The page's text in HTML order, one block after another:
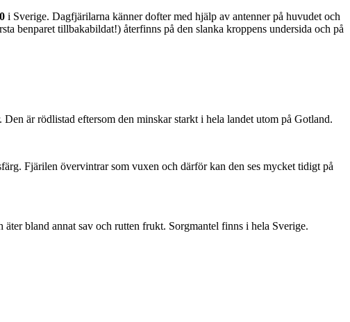
i Sverige. Dagfjärilarna känner dofter med hjälp av antenner på huvudet och
benparet tillbakabildat!) återfinns på den slanka kroppens undersida och på
är rödlistad eftersom den minskar starkt i hela landet utom på Gotland.
Fjärilen övervintrar som vuxen och därför kan den ses mycket tidigt på
bland annat sav och rutten frukt. Sorgmantel finns i hela Sverige.